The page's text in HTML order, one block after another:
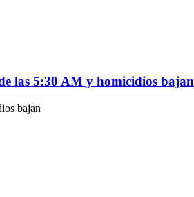
las 5:30 AM y homicidios bajan
bajan